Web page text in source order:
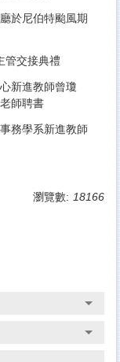
於尼伯特颱風期
管交接典禮
新進教師曾瓊
師聘書
務學系新進教師
瀏覽數: 18166